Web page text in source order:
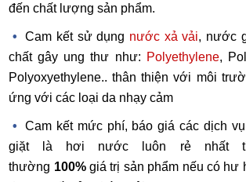
đến chất lượng sản phẩm.
Cam kết sử dụng nước xả vải, nước
chất gây ung thư như: Polyethylene,
Polyoxyethylene.. thân thiện với môi
ứng với các loại da nhạy cảm
Cam kết mức phí, báo giá các dịch
giặt là hơi nước luôn rẻ nhất
thường 100%giá trị sản phẩm nếu có hư